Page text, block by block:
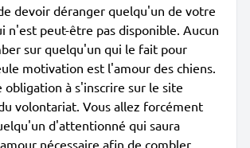
devoir déranger quelqu'un de votre
n'est peut-être pas disponible. Aucun
sur quelqu'un qui le fait pour
motivation est l'amour des chiens.
obligation à s'inscrire sur le site
volontariat. Vous allez forcément
d'attentionné qui saura
nécessaire afin de combler